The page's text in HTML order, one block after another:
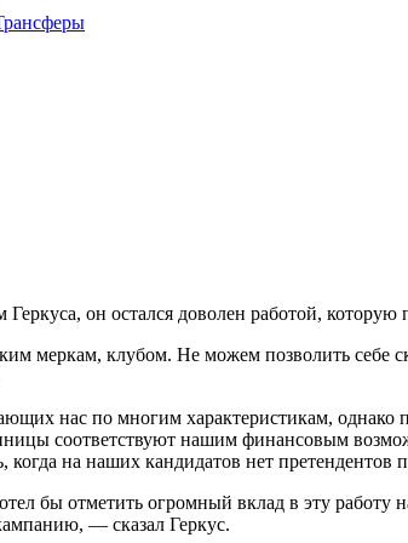
он остался доволен работой,
меркам, клубом. Не можем позволить себе
нас по многим характеристикам, однако
соответствуют нашим финансовым
на наших кандидатов нет претендентов
бы отметить огромный вклад в эту работу
— сказал Геркус.